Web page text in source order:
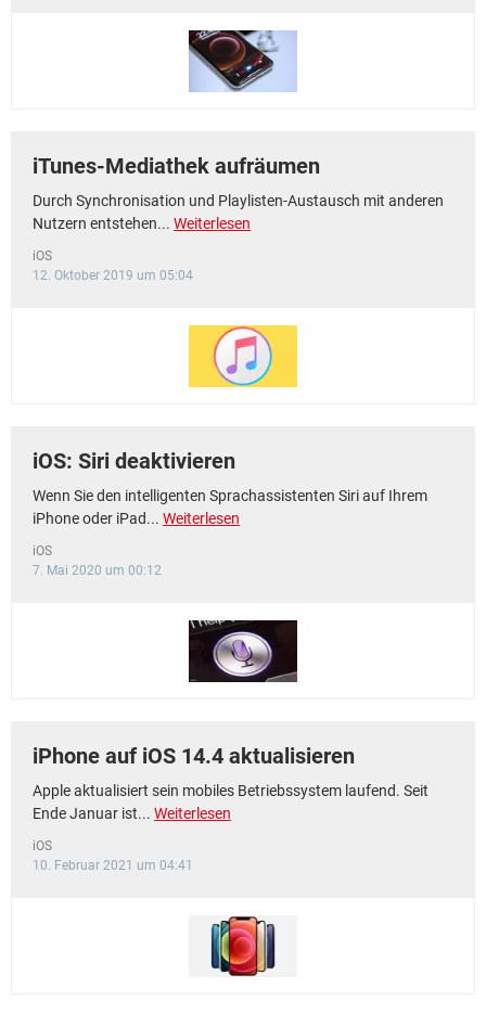
iTunes-Mediathek aufräumen
Durch Synchronisation und Playlisten-Austausch mit anderen
Nutzern entstehen... Weiterlesen
iOS
12. Oktober 2019 um 05:04
iOS: Siri deaktivieren
Wenn Sie den intelligenten Sprachassistenten Siri auf Ihrem
iPhone oder iPad... Weiterlesen
iOS
7. Mai 2020 um 00:12
iPhone auf iOS 14.4 aktualisieren
Apple aktualisiert sein mobiles Betriebssystem laufend. Seit
Ende Januar ist... Weiterlesen
iOS
10. Februar 2021 um 04:41